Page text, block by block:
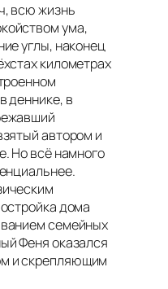
всю жизнь
ума,
углы, наконец
километрах
деннике, в
автором и
Но всё намного
дома
семейных
Феня оказался
и скрепляющим